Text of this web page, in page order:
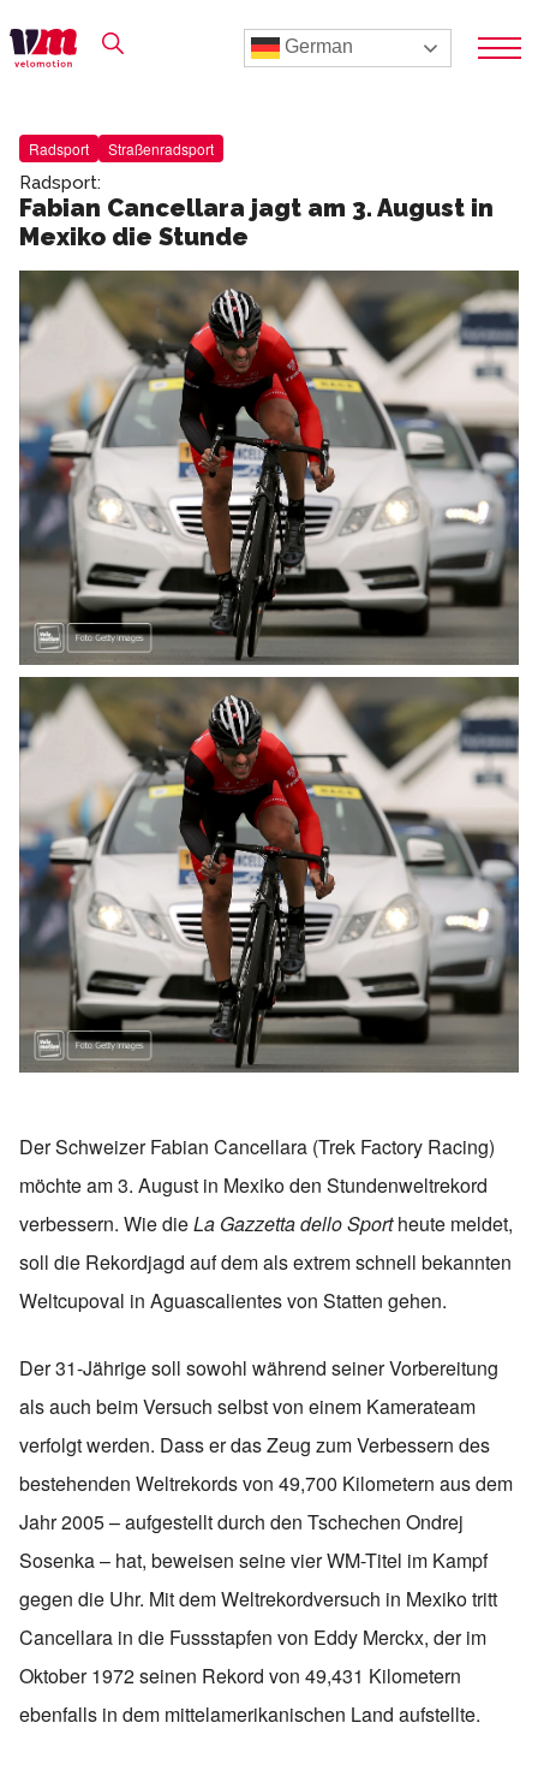
German
Radsport Straßenradsport
Radsport:
Fabian Cancellara jagt am 3. August in
Mexiko die Stunde
Der Schweizer Fabian Cancellara (Trek Factory Racing)
möchte am 3. August in Mexiko den Stundenweltrekord
verbessern. Wie dieLa Gazzetta dello Sportheute meldet,
soll die Rekordjagd auf dem als extrem schnell bekannten
Weltcupoval in Aguascalientes von Statten gehen.
Der 31-Jährige soll sowohl während seiner Vorbereitung
als auch beim Versuch selbst von einem Kamerateam
verfolgt werden. Dass er das Zeug zum Verbessern des
bestehenden Weltrekords von 49,700 Kilometern aus dem
Jahr 2005 – aufgestellt durch den Tschechen Ondrej
Sosenka – hat, beweisen seine vier WM-Titel im Kampf
gegen die Uhr. Mit dem Weltrekordversuch in Mexiko tritt
Cancellara in die Fussstapfen von Eddy Merckx, der im
Oktober 1972 seinen Rekord von 49,431 Kilometern
ebenfalls in dem mittelamerikanischen Land aufstellte.